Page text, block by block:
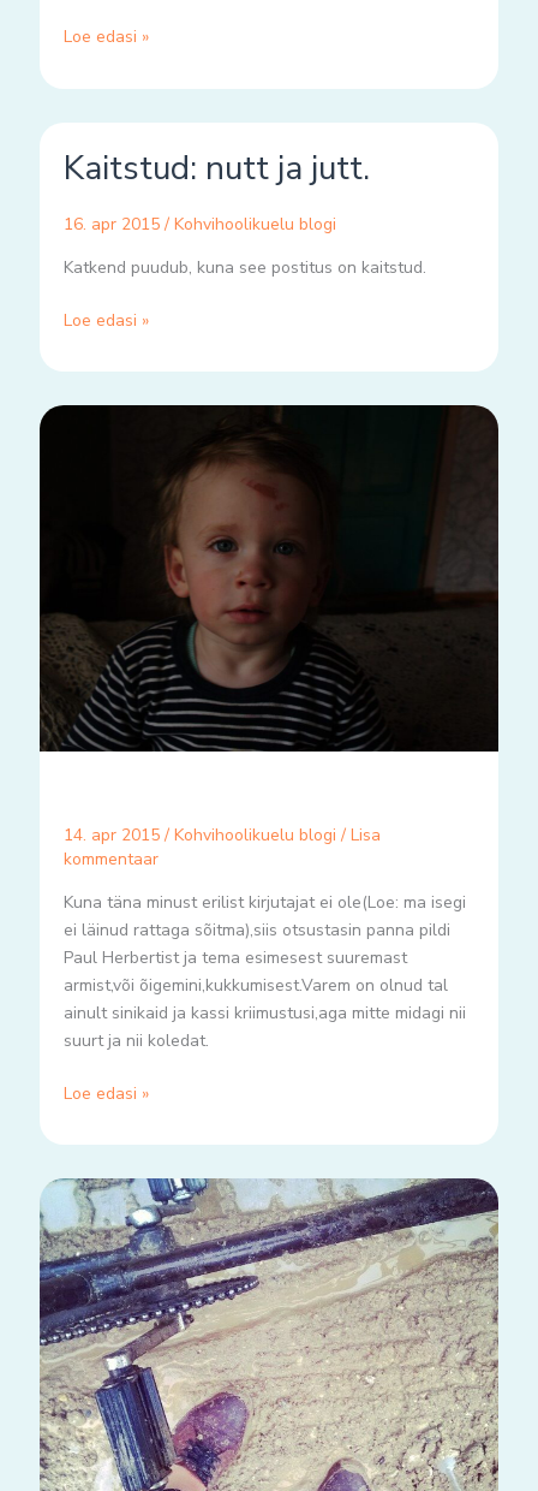
Loe edasi »
Kaitstud: nutt ja jutt.
16. apr 2015 / Kohvihoolikuelu blogi
Katkend puudub, kuna see postitus on kaitstud.
nutt
jutt.
Loe edasi »
14. apr 2015 / Kohvihoolikuelu blogi / Lisa
kommentaar
Kuna täna minust erilist kirjutajat ei ole(Loe: ma isegi
ei läinud rattaga sõitma),siis otsustasin panna pildi
Paul Herbertist ja tema esimesest suuremast
armist,või õigemini,kukkumisest.Varem on olnud tal
ainult sinikaid ja kassi kriimustusi,aga mitte midagi nii
suurt ja nii koledat.
Loe edasi »
kõik
päevad
pole
vennad